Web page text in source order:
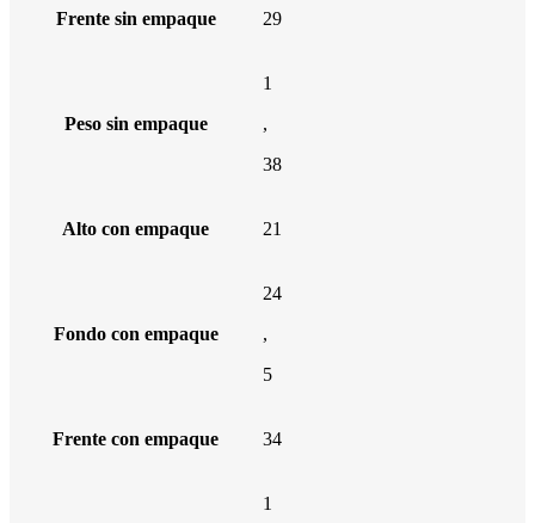
Frente sin empaque 29
Peso sin empaque
1
,
38
Alto con empaque 21
Fondo con empaque
24
,
5
Frente con empaque 34
1